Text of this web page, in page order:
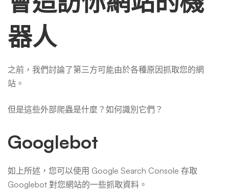
器人
之前，我們討論了第三方可能由於各種原因抓取您的網
站。
但是這些外部爬蟲是什麼？如何識別它們？
Googlebot
如上所述，您可以使用 Google Search Console 存取
Googlebot 對您網站的一些抓取資料。